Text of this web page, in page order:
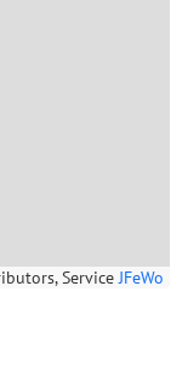
ServiceJFeWo